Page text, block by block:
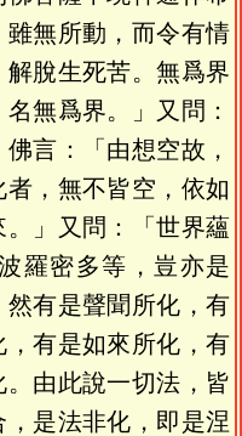
無所動，而令有情
脫生死苦。無爲界
無爲界。」又問：
言：「由想空故，
，無不皆空，依如
」又問：「世界蘊
羅密多等，豈亦是
有是聲聞所化，有
有是如來所化，有
由此說一切法，皆
是法非化，即是涅